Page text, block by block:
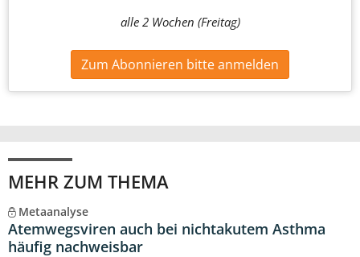
alle 2 Wochen (Freitag)
Zum Abonnieren bitte anmelden
MEHR ZUM THEMA
Metaanalyse
Atemwegsviren auch bei nichtakutem Asthma
häufig nachweisbar